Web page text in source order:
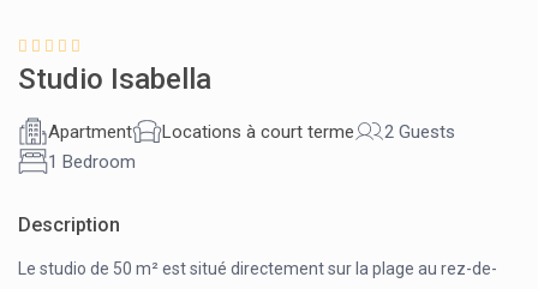
Studio Isabella
Apartment Locations à court terme
2 Guests
1 Bedroom
Description
Le studio de 50 m² est situé directement sur la plage au rez-de-